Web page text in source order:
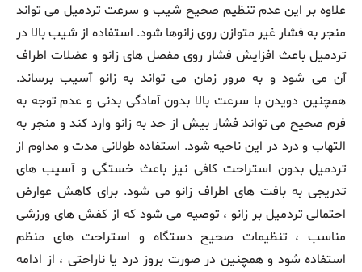
علاوه بر این عدم تنظیم صحیح شیب و سرعت تردمیل می‌ تواند
منجر به فشار غیر متوازن روی زانوها شود. استفاده از شیب بالا در
تردمیل باعث افزایش فشار روی مفصل‌ های زانو و عضلات اطراف
آن می‌ شود و به مرور زمان می‌ تواند به زانو آسیب برساند.
همچنین دویدن با سرعت بالا بدون آمادگی بدنی و عدم توجه به
فرم صحیح می‌ تواند فشار بیش از حد به زانو وارد کند و منجر به
التهاب و درد در این ناحیه شود. استفاده طولانی‌ مدت و مداوم از
تردمیل بدون استراحت کافی نیز باعث خستگی و آسیب‌ های
تدریجی به بافت‌ های اطراف زانو می‌ شود. برای کاهش عوارض
احتمالی تردمیل بر زانو ، توصیه می‌ شود که از کفش‌ های ورزشی
مناسب ، تنظیمات صحیح دستگاه و استراحت‌ های منظم
استفاده شود و همچنین در صورت بروز درد یا ناراحتی ، از ادامه